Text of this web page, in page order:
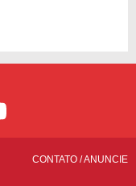
CONTATO /ANUNCIE